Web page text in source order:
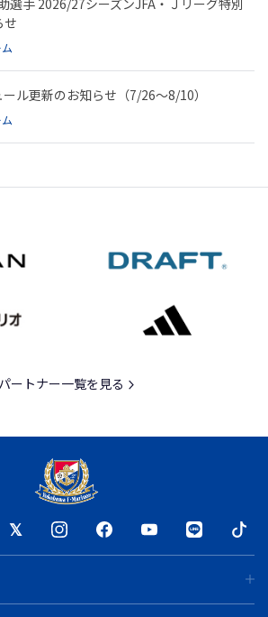
せ
ル更新のお知らせ（7/26～8/10）
パートナー一覧を見る